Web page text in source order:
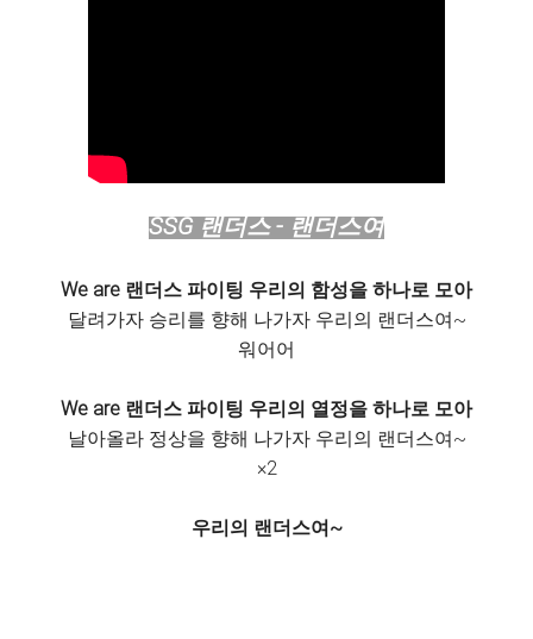
SSG 랜더스 - 랜더스여
We are 랜더스 파이팅 우리의 함성을 하나로 모아
달려가자 승리를 향해 나가자 우리의 랜더스여~
워어어
We are 랜더스 파이팅 우리의 열정을 하나로 모아
날아올라 정상을 향해 나가자 우리의 랜더스여~
×2
우리의 랜더스여~